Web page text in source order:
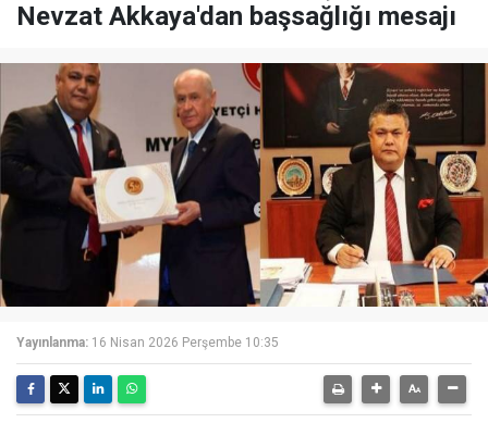
Nevzat Akkaya'dan başsağlığı mesajı
Yayınlanma: 16 Nisan 2026 Perşembe 10:35